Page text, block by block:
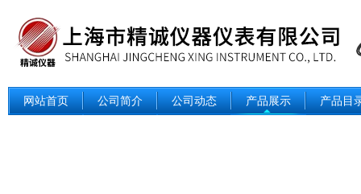
网站首页 公司简介 公司动态 产品展示 产品目